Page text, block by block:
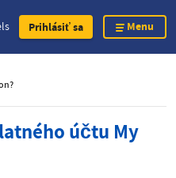
Prihlásiť sa Menu
účtu My